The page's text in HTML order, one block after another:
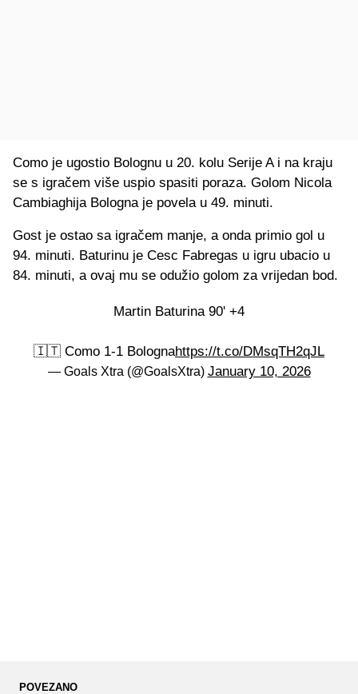
Como je ugostio Bolognu u 20. kolu Serije A i na kraju
se s igračem više uspio spasiti poraza. Golom Nicola
Cambiaghija Bologna je povela u 49. minuti.
Gost je ostao sa igračem manje, a onda primio gol u
94. minuti. Baturinu je Cesc Fabregas u igru ubacio u
84. minuti, a ovaj mu se odužio golom za vrijedan bod.
Martin Baturina 90' +4
🇮🇹 Como 1-1 Bolognahttps://t.co/DMsqTH2qJL
— Goals Xtra (@GoalsXtra) January 10, 2026
POVEZANO